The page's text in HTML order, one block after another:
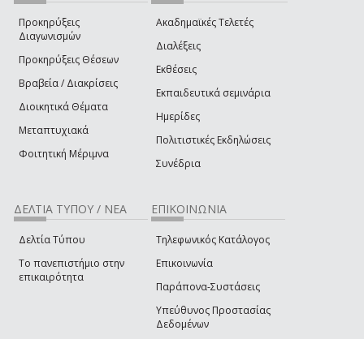
Προκηρύξεις
Διαγωνισμών
Προκηρύξεις Θέσεων
Βραβεία / Διακρίσεις
Διοικητικά Θέματα
Μεταπτυχιακά
Φοιτητική Μέριμνα
Ακαδημαϊκές Τελετές
Διαλέξεις
Εκθέσεις
Εκπαιδευτικά σεμινάρια
Ημερίδες
Πολιτιστικές Εκδηλώσεις
Συνέδρια
ΔΕΛΤΙΑ ΤΥΠΟΥ / ΝΕΑ
Δελτία Τύπου
Το πανεπιστήμιο στην
επικαιρότητα
ΕΠΙΚΟΙΝΩΝΙΑ
Τηλεφωνικός Κατάλογος
Επικοινωνία
Παράπονα-Συστάσεις
Υπεύθυνος Προστασίας
Δεδομένων